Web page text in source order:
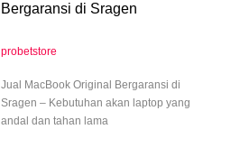
Bergaransi di Sragen
probetstore
Jual MacBook Original Bergaransi di
Sragen – Kebutuhan akan laptop yang
andal dan tahan lama